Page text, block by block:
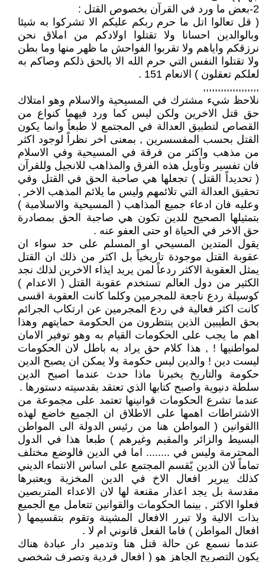
2-بعض ما ورد في القرآن بخصوص القتل :
( قل تعالوا اتل ما حرم ربكم عليكم الا تشركوا به شيئا
وبالوالدين احسانا ولا تقتلوا اولادكم من املاق نحن
نرزقكم واياهم ولا تقربوا الفواحش ما ظهر منها وما بطن
ولا تقتلوا النفس التي حرم الله الا بالحق ذلكم وصاكم به
لعلكم تعقلون ) الانعام 151 .
,,,,,,,,,,,,,,,,,,,
نلاحظ شيء مشترك في المسيحية والاسلام وهو امتلاك
حق قتل الاخرين ولكن ليس كما ورد فيهما كنواع من
القصاص لتطبيق العدالة في المجتمع لا طبعاً وانما يكون
القتل بحسب المفسسرين , بمعنى اخر نظراً لوجود اكثر
من مذهب واكثر من فرقة في المسيحية وفي الاسلام
فان تفسير وتأويل هذه الفرق والمذاهب للانجيل وللقرآن
( تحديداً القتل ) تجعلها هي صاحبة الحق في القتل وفي
تحقيق العدالة التي تلائمهم وليس ما يلائم المذهب الاخر ,
وعليه فان ادعاء جميع المذاهب ( المسيحية والاسلامية )
بتمثيلها الصحيح للدين تكون هي صاجبة الحق بمصادرة
حق الاخر في الحياة او حتى العفو عنه .
يقول المتدين المسيحي او المسلم على حد سواء ان
عقوبة القتل موجودة تاريخياً بل اكثر من ذلك ان القتل
يمثل العقوبة الاكثر ردعاً لمن يريد ايذاء الاخرين لذلك نجد
الكثير من دول العالم تستخدم عقوبة القتل ( الاعدام )
كوسيلة ردع ناجعة للمجرمين وكلما كانت العقوبة اقسى
كانت اكثر فعالية في ردع المجرمين عن ارتكاب الجرائم
بحق الطيبين الذين ينتظرون من الحكومة حمايتهم وهذا
اهم ما يجب على الحكومات القيام به وهو توفير الامان
لمواطنيها ! , هذا كلام حق يراد به باطل لان الحكومات
ليست دين ! والدين ليس حكومة ولا يمكن ان يصبح الدين
حكومة والتاريخ يخبرنا ماذا حدث عندما اصبح الدين
سلطة دنيوية واصبح كتابها الذي تعتقد بقدسيته دستورها .
عندما تشرع الحكومات قوانينها تعتمد على مجموعة من
الاشتراطات اهمها على الاطلاق ان الجميع خاضع لهذه
االقوانين ( المواطن هنا من رئيس الدولة الى المواطن
البسيط والزائر والمقيم وغيرهم ) طبعا هذا في الدول
المحترمة وليس في ........ اما في الدين فالوضع مختلف
تماماً لان الدين يًقسم المجتمع على اساس الانتماء الديني
كذلك يبرير افعال الاخ في الدين المخزية ويعتبرها
مقدسة بل يجد اعذار مقنعة لها لان الاعداء المتربصين
فعلوا الاكثر , بينما الحكومات والقوانين تتعامل مع الجميع
بذات الالية ولا تبرر الافعال المشينة وتقوم بتقسيمها (
افعال المواطن ) فاما الفعل قانوني ام لا .
عندما نسمع عن حالة قتل هنا وتدمير دار عبادة هناك
يكون التصريح الجاهز هو ( افعال فردية وتصرف شخصي